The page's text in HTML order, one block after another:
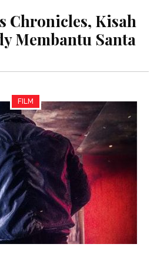
Chronicles, Kisah
Membantu Santa
FILM